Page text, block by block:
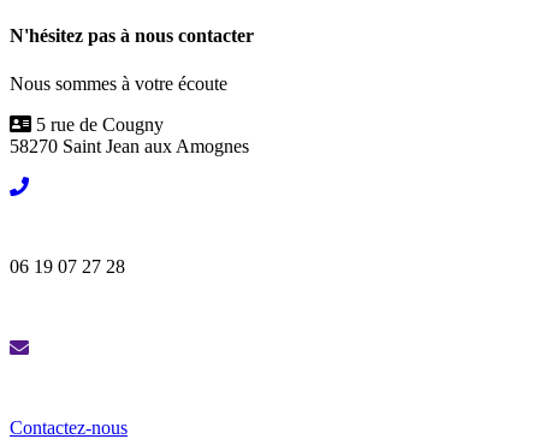
N'hésitez pas à nous contacter
Nous sommes à votre écoute
5 rue de Cougny
58270 Saint Jean aux Amognes
06 19 07 27 28
Contactez-nous